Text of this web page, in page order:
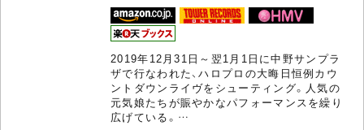
2019年12月31日～翌1月1日に中野サンプラ
ザで行なわれた、ハロプロの大晦日恒例カウ
ントダウンライヴをシューティング。人気の
元気娘たちが賑やかなパフォーマンスを繰り
広げている。…